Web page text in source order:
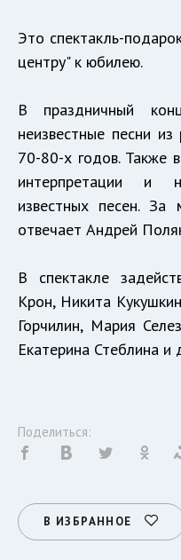
Это спектакль-
центру" к юбилею.
В праздничный
неизвестные песни
70-80-х годов. Также
интерпретации и
известных песен. За
отвечает Андрей
В спектакле
Крон, Никита
Горчилин, Мария
Екатерина Стеблина и
Поделиться:
В ИЗБРАННОЕ